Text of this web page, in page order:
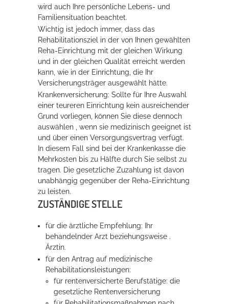
wird auch Ihre persönliche Lebens- und
Familiensituation beachtet.
Wichtig ist jedoch immer, dass das
Rehabilitationsziel in der von Ihnen gewählten
Reha-Einrichtung mit der gleichen Wirkung
und in der gleichen Qualität erreicht werden
kann, wie in der Einrichtung, die Ihr
Versicherungsträger ausgewählt hätte.
Krankenversicherung: Sollte für Ihre Auswahl
einer teureren Einrichtung kein ausreichender
Grund vorliegen, können Sie diese dennoch
auswählen , wenn sie medizinisch geeignet ist
und über einen Versorgungsvertrag verfügt.
In diesem Fall sind bei der Krankenkasse die
Mehrkosten bis zu Hälfte durch Sie selbst zu
tragen. Die gesetzliche Zuzahlung ist davon
unabhängig gegenüber der Reha-Einrichtung
zu leisten.
ZUSTÄNDIGE STELLE
für die ärztliche Empfehlung: Ihr
behandelnder Arzt beziehungsweise .
Ärztin.
für den Antrag auf medizinische
Rehabilitationsleistungen:
für rentenversicherte Berufstätige: die
gesetzliche Rentenversicherung